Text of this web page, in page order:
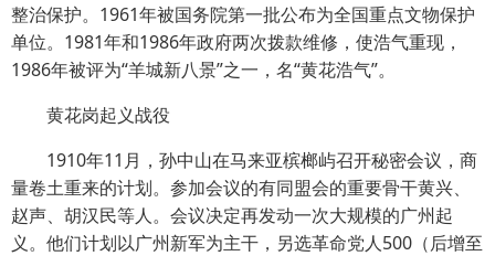
整治保护。1961年被国务院第一批公布为全国重点文物保护
单位。1981年和1986年政府两次拨款维修，使浩气重现，
1986年被评为“羊城新八景”之一，名“黄花浩气”。
黄花岗起义战役
1910年11月，孙中山在马来亚槟榔屿召开秘密会议，商
量卷土重来的计划。参加会议的有同盟会的重要骨干黄兴、
赵声、胡汉民等人。会议决定再发动一次大规模的广州起
义。他们计划以广州新军为主干，另选革命党人500（后增至